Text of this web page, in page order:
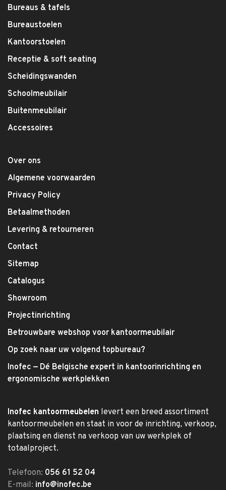
Bureaus & tafels
Bureaustoelen
Kantoorstoelen
Receptie & soft seating
Scheidingswanden
Schoolmeubilair
Buitenmeubilair
Accessoires
Over ons
Algemene voorwaarden
Privacy Policy
Betaalmethoden
Levering & retourneren
Contact
Sitemap
Catalogus
Showroom
Projectinrichting
Betrouwbare webshop voor kantoormeubilair
Op zoek naar uw volgend topbureau?
Inofec — Dé Belgische expert in kantoorinrichting en
ergonomische werkplekken
Inofec kantoormeubelen levert een breed assortiment
kantoormeubelen en staat in voor de inrichting, verkoop,
plaatsing en dienst na verkoop van uw werkplek of
totaalproject.
Telefoon: 056 61 52 04
E-mail: info@inofec.be